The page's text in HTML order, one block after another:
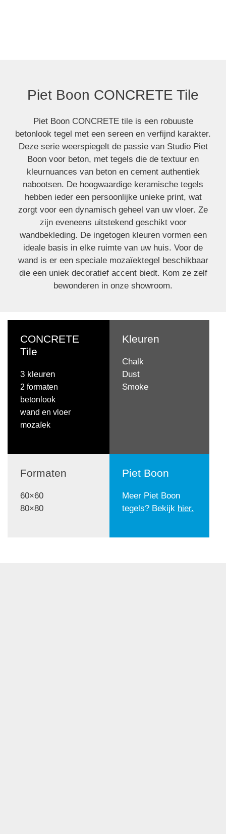
Piet Boon CONCRETE Tile
Piet Boon CONCRETE tile is een robuuste
betonlook tegel met een sereen en verfijnd karakter.
Deze serie weerspiegelt de passie van Studio Piet
Boon voor beton, met tegels die de textuur en
kleurnuances van beton en cement authentiek
nabootsen. De hoogwaardige keramische tegels
hebben ieder een persoonlijke unieke print, wat
zorgt voor een dynamisch geheel van uw vloer. Ze
zijn eveneens uitstekend geschikt voor
wandbekleding. De ingetogen kleuren vormen een
ideale basis in elke ruimte van uw huis. Voor de
wand is er een speciale mozaïektegel beschikbaar
die een uniek decoratief accent biedt. Kom ze zelf
bewonderen in onze showroom.
CONCRETE
Tile
3 kleuren
2 formaten
betonlook
wand en vloer
mozaïek
Kleuren
Chalk
Dust
Smoke
Formaten
60×60
80×80
Piet Boon
Meer Piet Boon
tegels? Bekijk hier.